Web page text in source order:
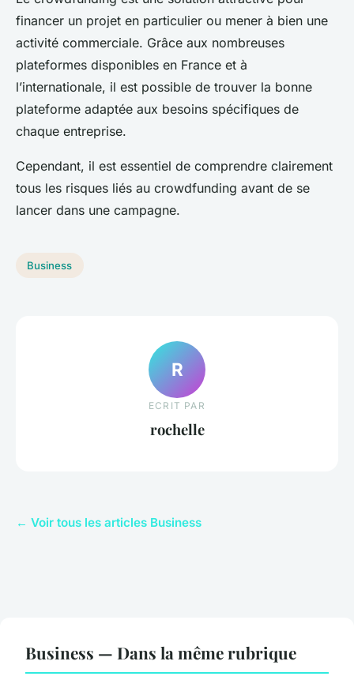
financer un projet en particulier ou mener à bien une
activité commerciale. Grâce aux nombreuses
plateformes disponibles en France et à
l’internationale, il est possible de trouver la bonne
plateforme adaptée aux besoins spécifiques de
chaque entreprise.
Cependant, il est essentiel de comprendre clairement
tous les risques liés au crowdfunding avant de se
lancer dans une campagne.
Business
R
ECRIT PAR
rochelle
← Voir tous les articles Business
Business — Dans la même rubrique